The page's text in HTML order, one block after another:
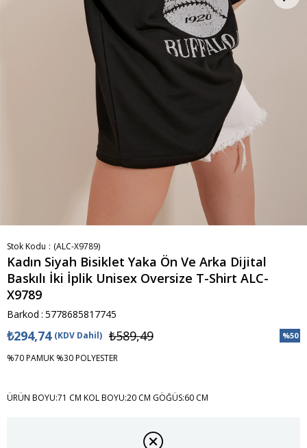
Stok Kodu (ALC-X9789)
Kadın Siyah Bisiklet Yaka Ön Ve Arka Dijital
Baskılı İki İplik Unisex Oversize T-Shirt ALC-
X9789
Barkod : 5778685817745
%50
₺589,49
₺294,74 (KDV Dahil)
%70 PAMUK %30 POLYESTER
ÜRÜN BOYU:71 CM KOL BOYU:20 CM GÖĞÜS:60 CM